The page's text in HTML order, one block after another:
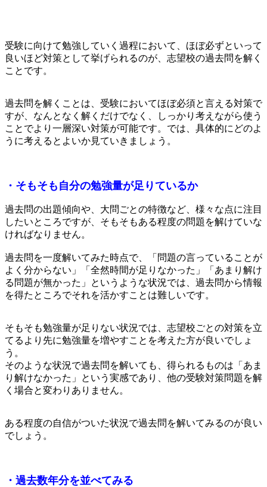
受験に向けて勉強していく過程において、ほぼ必ずといって
良いほど対策として挙げられるのが、志望校の過去問を解く
ことです。
過去問を解くことは、受験においてほぼ必須と言える対策で
すが、なんとなく解くだけでなく、しっかり考えながら使う
ことでより一層深い対策が可能です。では、具体的にどのよ
うに考えるとよいか見ていきましょう。
・そもそも自分の勉強量が足りているか
過去問の出題傾向や、大問ごとの特徴など、様々な点に注目
したいところですが、そもそもある程度の問題を解けていな
ければなりません。
過去問を一度解いてみた時点で、「問題の言っていることが
よく分からない」「全然時間が足りなかった」「あまり解け
る問題が無かった」というような状況では、過去問から情報
を得たところでそれを活かすことは難しいです。
そもそも勉強量が足りない状況では、志望校ごとの対策を立
てるより先に勉強量を増やすことを考えた方が良いでしょ
う。
そのような状況で過去問を解いても、得られるものは「あま
り解けなかった」という実感であり、他の受験対策問題を解
く場合と変わりありません。
ある程度の自信がついた状況で過去問を解いてみるのが良い
でしょう。
・過去数年分を並べてみる